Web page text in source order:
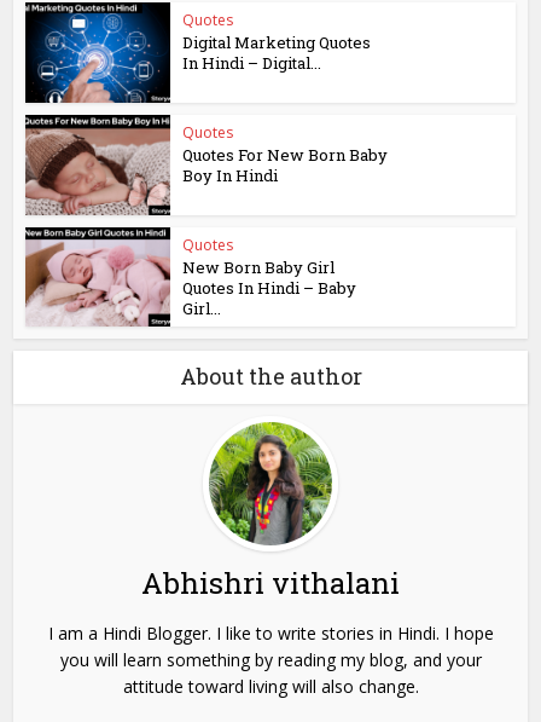
Quotes
Digital Marketing Quotes
In Hindi – Digital...
Quotes
Quotes For New Born Baby
Boy In Hindi
Quotes
New Born Baby Girl
Quotes In Hindi – Baby
Girl...
About the author
Abhishri vithalani
I am a Hindi Blogger. I like to write stories in Hindi. I hope
you will learn something by reading my blog, and your
attitude toward living will also change.